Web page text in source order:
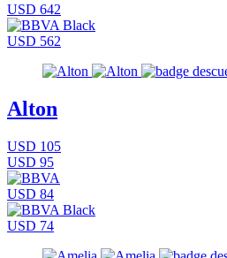
USD 642
USD 562
Alton
USD 105
USD 95
USD 84
USD 74